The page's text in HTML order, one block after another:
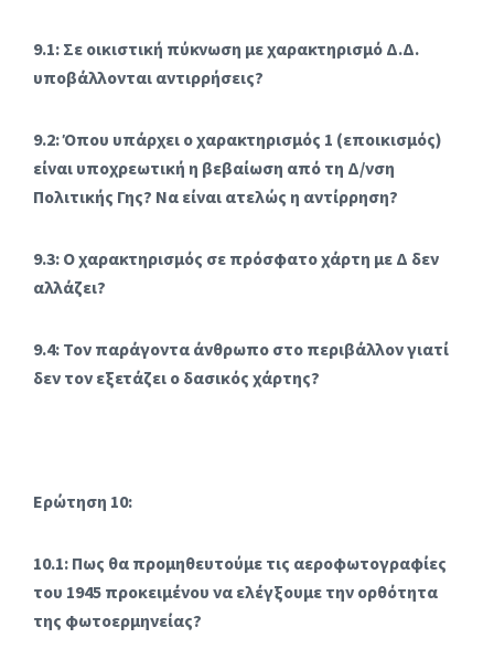
9.1: Σε οικιστική πύκνωση με χαρακτηρισμό Δ.Δ.
υποβάλλονται αντιρρήσεις?
9.2: Όπου υπάρχει ο χαρακτηρισμός 1 (εποικισμός)
είναι υποχρεωτική η βεβαίωση από τη Δ/νση
Πολιτικής Γης? Να είναι ατελώς η αντίρρηση?
9.3: Ο χαρακτηρισμός σε πρόσφατο χάρτη με Δ δεν
αλλάζει?
9.4: Τον παράγοντα άνθρωπο στο περιβάλλον γιατί
δεν τον εξετάζει ο δασικός χάρτης?
Ερώτηση 10:
10.1: Πως θα προμηθευτούμε τις αεροφωτογραφίες
του 1945 προκειμένου να ελέγξουμε την ορθότητα
της φωτοερμηνείας?